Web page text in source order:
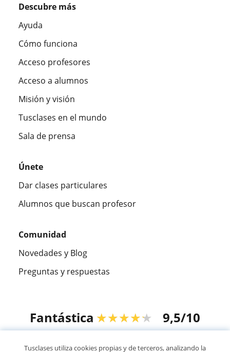
Descubre más
Ayuda
Cómo funciona
Acceso profesores
Acceso a alumnos
Misión y visión
Tusclases en el mundo
Sala de prensa
Únete
Dar clases particulares
Alumnos que buscan profesor
Comunidad
Novedades y Blog
Preguntas y respuestas
Fantástica ★★★★★ 9,5/10
Tusclases utiliza cookies propias y de terceros, analizando la